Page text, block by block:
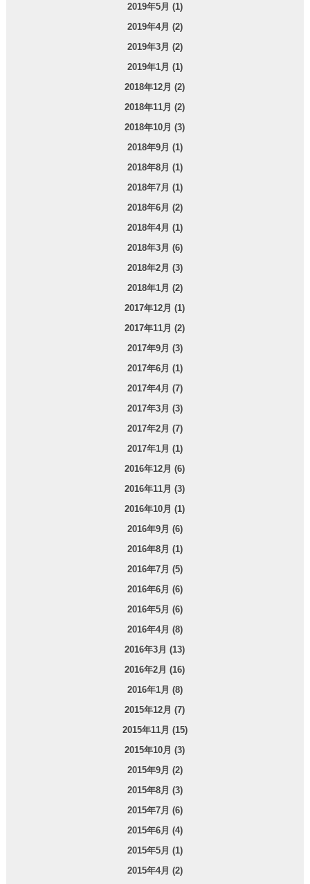
2019年5月 (1)
2019年4月 (2)
2019年3月 (2)
2019年1月 (1)
2018年12月 (2)
2018年11月 (2)
2018年10月 (3)
2018年9月 (1)
2018年8月 (1)
2018年7月 (1)
2018年6月 (2)
2018年4月 (1)
2018年3月 (6)
2018年2月 (3)
2018年1月 (2)
2017年12月 (1)
2017年11月 (2)
2017年9月 (3)
2017年6月 (1)
2017年4月 (7)
2017年3月 (3)
2017年2月 (7)
2017年1月 (1)
2016年12月 (6)
2016年11月 (3)
2016年10月 (1)
2016年9月 (6)
2016年8月 (1)
2016年7月 (5)
2016年6月 (6)
2016年5月 (6)
2016年4月 (8)
2016年3月 (13)
2016年2月 (16)
2016年1月 (8)
2015年12月 (7)
2015年11月 (15)
2015年10月 (3)
2015年9月 (2)
2015年8月 (3)
2015年7月 (6)
2015年6月 (4)
2015年5月 (1)
2015年4月 (2)